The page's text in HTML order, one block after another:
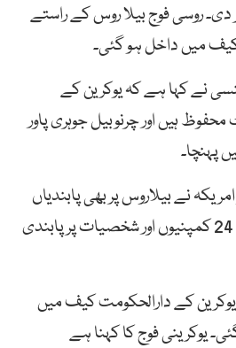
روسی فوج بیلا روس کے راستے
میں داخل ہو گئی۔
نے کہا ہے کہ یوکرین کے
محفوظ ہیں اور چرنوبیل جوہری پاور
پہنچا۔
نے بیلاروس پر بھی پابندیاں
لگا دی ہیں۔ بیلاروس کی 24 کمپنیوں اور شخصیات پر پابندی
کے دارالحکومت کیف میں
یوکرینی فوج کا کہنا ہے